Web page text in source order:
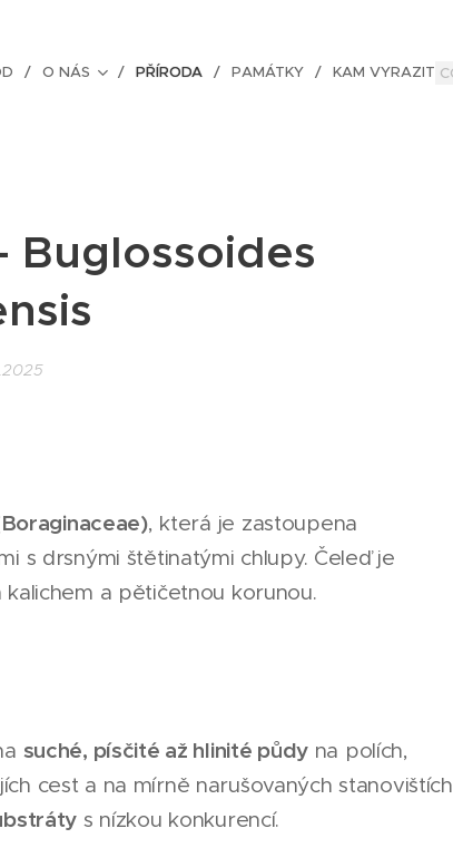
O NÁS PŘÍRODA PAMÁTKY KAM VYRAZIT
Buglossoides
, která je zastoupena
s drsnými štětinatými chlupy. Čeleď je
a pětičetnou korunou.
suché, písčité až hlinité půdy na polích,
cest a na mírně narušovaných stanovištích
s nízkou konkurencí.